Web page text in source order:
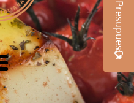
Presupuesto